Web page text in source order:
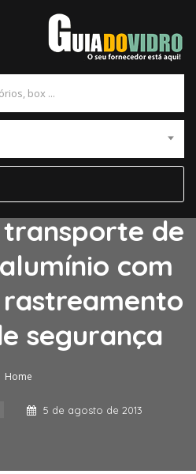
de
com
segurança
Home
5 de agosto de 2013